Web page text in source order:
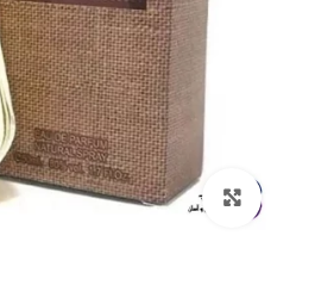
بزرگنمایی تصویر